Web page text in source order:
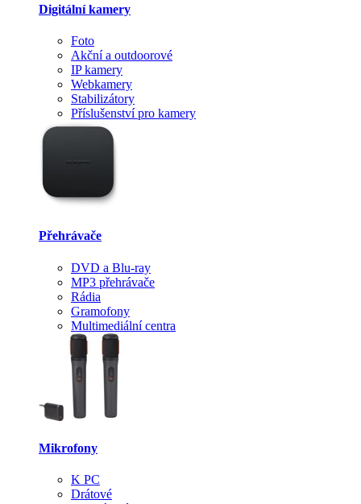
Digitální kamery
Foto
Akční a outdoorové
IP kamery
Webkamery
Stabilizátory
Příslušenství pro kamery
Přehrávače
DVD a Blu-ray
MP3 přehrávače
Rádia
Gramofony
Multimediální centra
Mikrofony
K PC
Drátové